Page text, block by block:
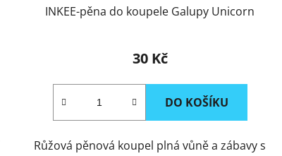
INKEE-pěna do koupele Galupy Unicorn
30 Kč
DO KOŠÍKU
Růžová pěnová koupel plná vůně a zábavy s